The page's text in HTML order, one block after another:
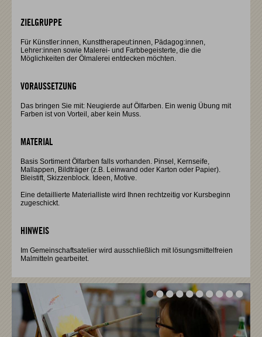
ZIELGRUPPE
Für Künstler:innen, Kunsttherapeut:innen, Pädagog:innen,
Lehrer:innen sowie Malerei- und Farbbegeisterte, die die
Möglichkeiten der Ölmalerei entdecken möchten.
VORAUSSETZUNG
Das bringen Sie mit: Neugierde auf Ölfarben. Ein wenig Übung mit
Farben ist von Vorteil, aber kein Muss.
MATERIAL
Basis Sortiment Ölfarben falls vorhanden. Pinsel, Kernseife,
Mallappen, Bildträger (z.B. Leinwand oder Karton oder Papier).
Bleistift, Skizzenblock. Ideen, Motive.
Eine detaillierte Materialliste wird Ihnen rechtzeitig vor Kursbeginn
zugeschickt.
HINWEIS
Im Gemeinschaftsatelier wird ausschließlich mit lösungsmittelfreien
Malmitteln gearbeitet.
Vor
Vor